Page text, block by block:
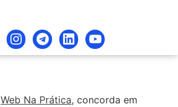
Web Na Prática, concorda em